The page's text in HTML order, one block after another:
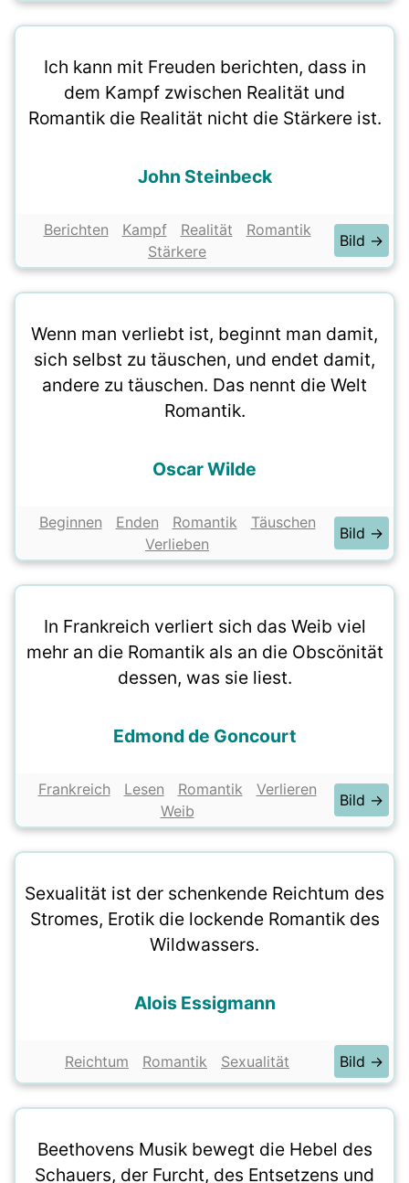
Ich kann mit Freuden berichten, dass in
dem Kampf zwischen Realität und
Romantik die Realität nicht die Stärkere ist.
John Steinbeck
Berichten Kampf Realität
Romantik
Stärkere
Bild →
Wenn man verliebt ist, beginnt man damit,
sich selbst zu täuschen, und endet damit,
andere zu täuschen. Das nennt die Welt
Romantik.
Oscar Wilde
Beginnen Enden Romantik
Täuschen
Verlieben
Bild →
In Frankreich verliert sich das Weib viel
mehr an die Romantik als an die Obscönität
dessen, was sie liest.
Edmond de Goncourt
Frankreich Lesen Romantik
Verlieren
Weib
Bild →
Sexualität ist der schenkende Reichtum des
Stromes, Erotik die lockende Romantik des
Wildwassers.
Alois Essigmann
Reichtum Romantik Sexualität Bild →
Beethovens Musik bewegt die Hebel des
Schauers, der Furcht, des Entsetzens und